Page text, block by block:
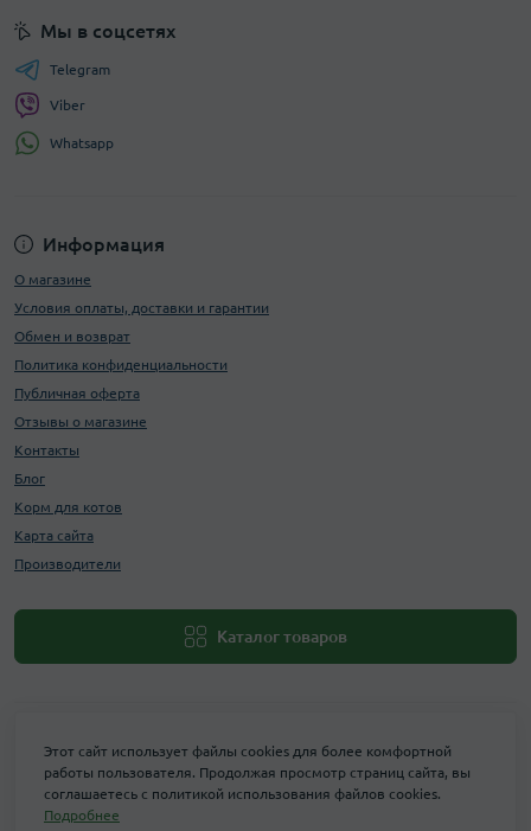
Информация
О магазине
Условия оплаты, доставки и гарантии
Обмен и возврат
Политика конфиденциальности
Публичная оферта
Отзывы о магазине
Контакты
Блог
Корм для котов
Карта сайта
Производители
Каталог товаров
Мы в соцсетях
Telegram
Viber
Whatsapp
Этот сайт использует файлы cookies для более комфортной
работы пользователя. Продолжая просмотр страниц сайта, вы
соглашаетесь с политикой использования файлов cookies.
Подробнее